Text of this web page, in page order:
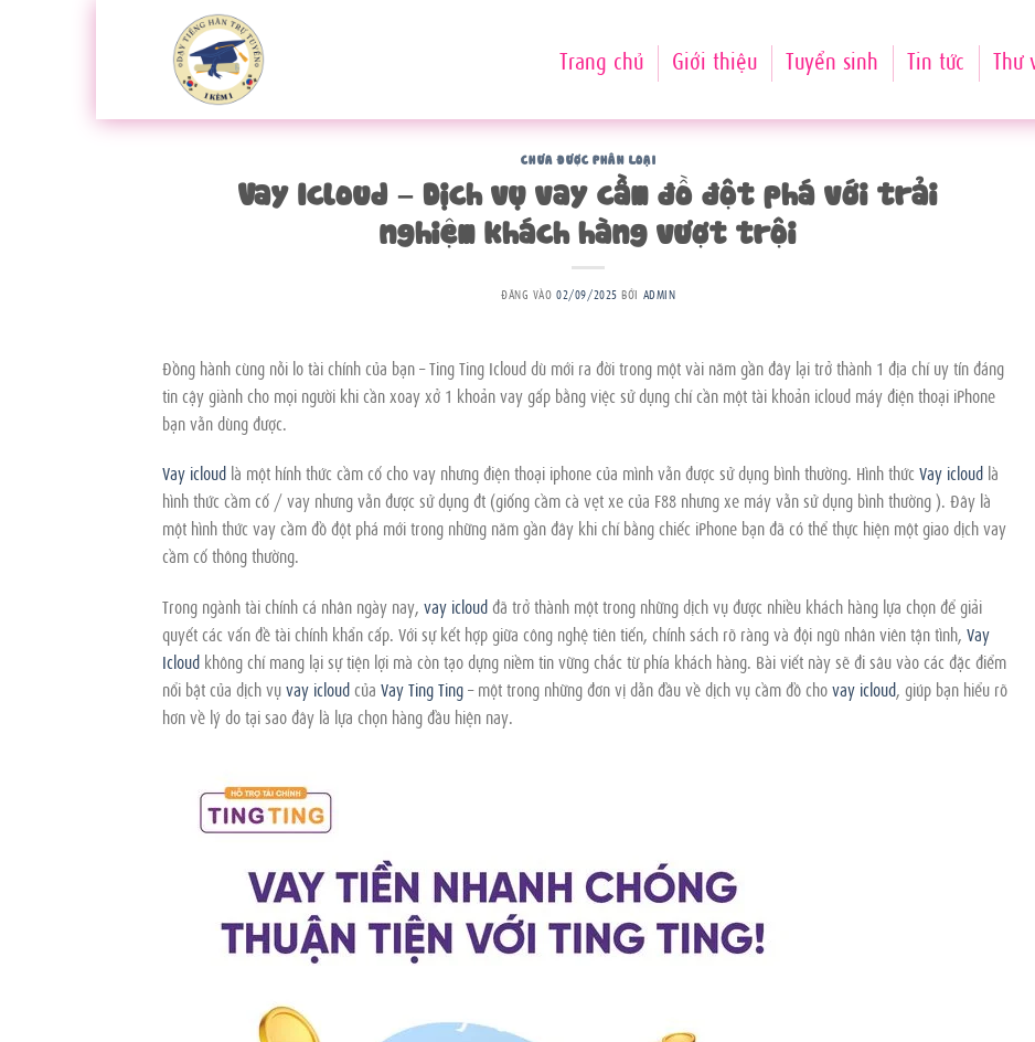
Trang chủ Giới thiệu Tuyển sinh Tin tức Thư
CHƯA ĐƯỢC PHÂN LOẠI
Vay Icloud – Dịch vụ vay cầm đồ đột phá với trải
nghiệm khách hàng vượt trội
ĐĂNG VÀO02/09/2025 BỞI ADMIN
Đồng hành cùng nỗi lo tài chính của bạn – Ting Ting Icloud dù mới ra đời trong một vài năm gần đây lại trở thành 1 địa chỉ uy tín đáng
tin cậy giành cho mọi người khi cần xoay xở 1 khoản vay gấp bằng việc sử dụng chỉ cần một tài khoản icloud máy điện thoại iPhone
bạn vẫn dùng được.
Vay icloud là một hính thức cầm cố cho vay nhưng điện thoại iphone của mình vẫn được sử dụng bình thường. Hình thức Vay icloud là
hình thức cầm cố / vay nhưng vẫn được sử dụng đt (giống cầm cà vẹt xe của F88 nhưng xe máy vẫn sử dụng bình thường ). Đây là
một hình thức vay cầm đồ đột phá mới trong những năm gần đây khi chỉ bằng chiếc iPhone bạn đã có thể thực hiện một giao dịch vay
cầm cố thông thường.
Trong ngành tài chính cá nhân ngày nay, vay icloudđã trở thành một trong những dịch vụ được nhiều khách hàng lựa chọn để giải
quyết các vấn đề tài chính khẩn cấp. Với sự kết hợp giữa công nghệ tiên tiến, chính sách rõ ràng và đội ngũ nhân viên tận tình, Vay
Icloud không chỉ mang lại sự tiện lợi mà còn tạo dựng niềm tin vững chắc từ phía khách hàng. Bài viết này sẽ đi sâu vào các đặc điểm
nổi bật của dịch vụvay icloudcủa Vay Ting Ting– một trong những đơn vị dẫn đầu về dịch vụ cầm đồ chovay icloud, giúp bạn hiểu rõ
hơn về lý do tại sao đây là lựa chọn hàng đầu hiện nay.